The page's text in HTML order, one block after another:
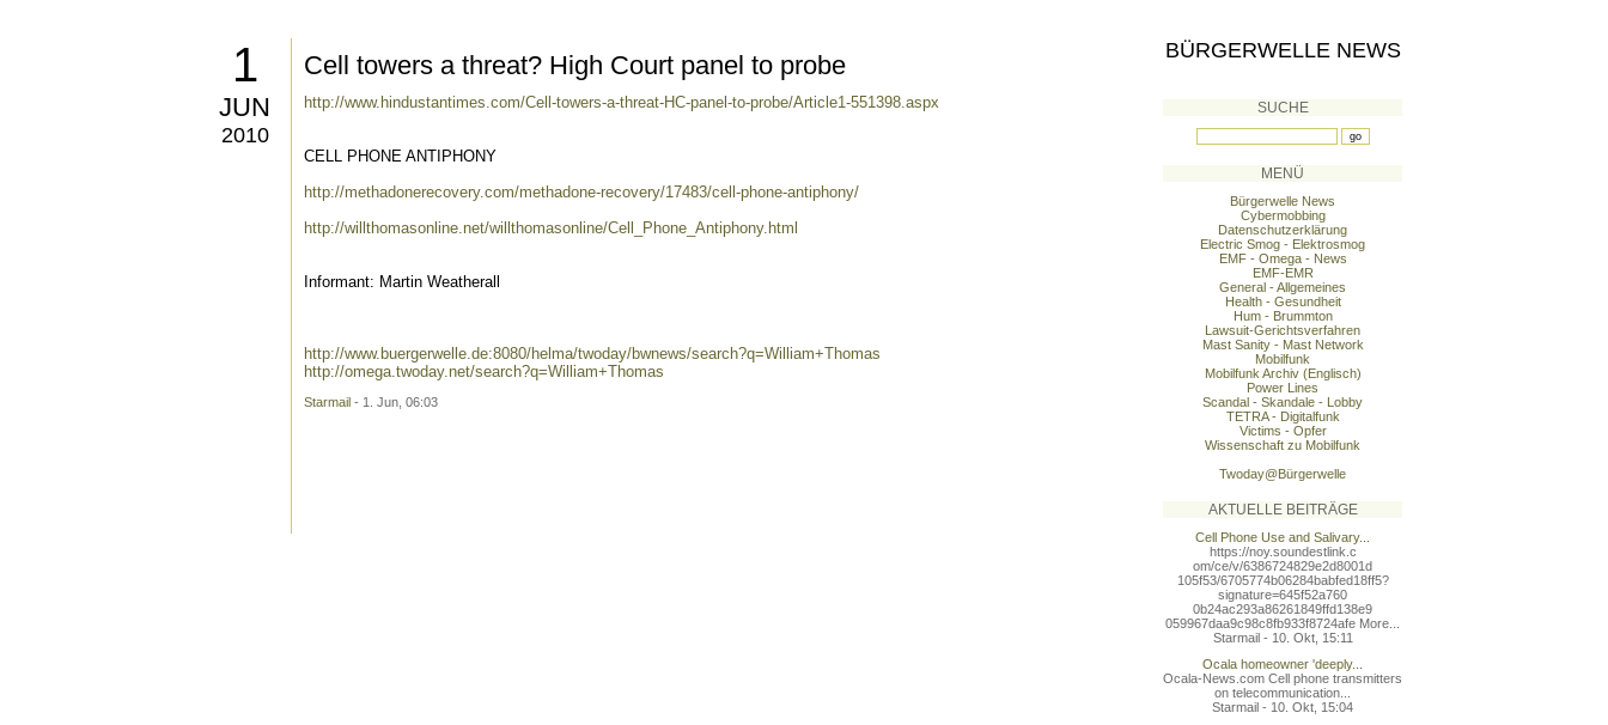
1
JUN
2010
Cell towers a threat? High Court panel to probe
http://www.hindustantimes.com/Cell-towers-a-threat-HC-panel-to-probe/Article1-551398.aspx
CELL PHONE ANTIPHONY
http://methadonerecovery.com/methadone-recovery/17483/cell-phone-antiphony/
http://willthomasonline.net/willthomasonline/Cell_Phone_Antiphony.html
Informant: Martin Weatherall
http://www.buergerwelle.de:8080/helma/twoday/bwnews/search?q=William+Thomas
http://omega.twoday.net/search?q=William+Thomas
Starmail - 1. Jun, 06:03
BÜRGERWELLE NEWS
SUCHE
MENÜ
Bürgerwelle News
Cybermobbing
Datenschutzerklärung
Electric Smog - Elektrosmog
EMF - Omega - News
EMF-EMR
General - Allgemeines
Health - Gesundheit
Hum - Brummton
Lawsuit-Gerichtsverfahren
Mast Sanity - Mast Network
Mobilfunk
Mobilfunk Archiv (Englisch)
Power Lines
Scandal - Skandale - Lobby
TETRA - Digitalfunk
Victims - Opfer
Wissenschaft zu Mobilfunk
Twoday@Bürgerwelle
AKTUELLE BEITRÄGE
Cell Phone Use and Salivary...
https://noy.soundestlink.c
om/ce/v/6386724829e2d8001d
105f53/6705774b06284babfed18ff5?
signature=645f52a760
0b24ac293a86261849ffd138e9
059967daa9c98c8fb933f8724afe More...
Starmail - 10. Okt, 15:11
Ocala homeowner 'deeply...
Ocala-News.com Cell phone transmitters
on telecommunication...
Starmail - 10. Okt, 15:04